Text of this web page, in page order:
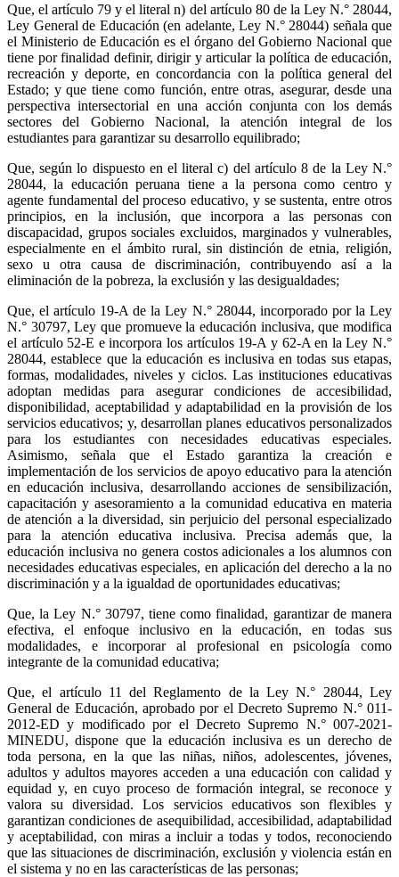
Que, el artículo 79 y el literal n) del artículo 80 de la Ley N.° 28044,
Ley General de Educación (en adelante, Ley N.° 28044) señala que
el Ministerio de Educación es el órgano del Gobierno Nacional que
tiene por finalidad definir, dirigir y articular la política de educación,
recreación y deporte, en concordancia con la política general del
Estado; y que tiene como función, entre otras, asegurar, desde una
perspectiva intersectorial en una acción conjunta con los demás
sectores del Gobierno Nacional, la atención integral de los
estudiantes para garantizar su desarrollo equilibrado;
Que, según lo dispuesto en el literal c) del artículo 8 de la Ley N.°
28044, la educación peruana tiene a la persona como centro y
agente fundamental del proceso educativo, y se sustenta, entre otros
principios, en la inclusión, que incorpora a las personas con
discapacidad, grupos sociales excluidos, marginados y vulnerables,
especialmente en el ámbito rural, sin distinción de etnia, religión,
sexo u otra causa de discriminación, contribuyendo así a la
eliminación de la pobreza, la exclusión y las desigualdades;
Que, el artículo 19-A de la Ley N.° 28044, incorporado por la Ley
N.° 30797, Ley que promueve la educación inclusiva, que modifica
el artículo 52-E e incorpora los artículos 19-A y 62-A en la Ley N.°
28044, establece que la educación es inclusiva en todas sus etapas,
formas, modalidades, niveles y ciclos. Las instituciones educativas
adoptan medidas para asegurar condiciones de accesibilidad,
disponibilidad, aceptabilidad y adaptabilidad en la provisión de los
servicios educativos; y, desarrollan planes educativos personalizados
para los estudiantes con necesidades educativas especiales.
Asimismo, señala que el Estado garantiza la creación e
implementación de los servicios de apoyo educativo para la atención
en educación inclusiva, desarrollando acciones de sensibilización,
capacitación y asesoramiento a la comunidad educativa en materia
de atención a la diversidad, sin perjuicio del personal especializado
para la atención educativa inclusiva. Precisa además que, la
educación inclusiva no genera costos adicionales a los alumnos con
necesidades educativas especiales, en aplicación del derecho a la no
discriminación y a la igualdad de oportunidades educativas;
Que, la Ley N.° 30797, tiene como finalidad, garantizar de manera
efectiva, el enfoque inclusivo en la educación, en todas sus
modalidades, e incorporar al profesional en psicología como
integrante de la comunidad educativa;
Que, el artículo 11 del Reglamento de la Ley N.° 28044, Ley
General de Educación, aprobado por el Decreto Supremo N.° 011-
2012-ED y modificado por el Decreto Supremo N.° 007-2021-
MINEDU, dispone que la educación inclusiva es un derecho de
toda persona, en la que las niñas, niños, adolescentes, jóvenes,
adultos y adultos mayores acceden a una educación con calidad y
equidad y, en cuyo proceso de formación integral, se reconoce y
valora su diversidad. Los servicios educativos son flexibles y
garantizan condiciones de asequibilidad, accesibilidad, adaptabilidad
y aceptabilidad, con miras a incluir a todas y todos, reconociendo
que las situaciones de discriminación, exclusión y violencia están en
el sistema y no en las características de las personas;